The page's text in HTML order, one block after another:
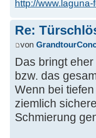
http://
Re:
von
Das bringt
bzw. das
Wenn bei
ziemlich
Schmierung